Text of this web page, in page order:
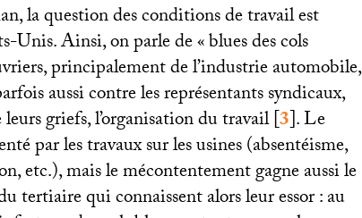
la question des conditions de travail est
Unis. Ainsi, on parle de «blues des cols
principalement de l’industrie automobile,
aussi contre les représentants syndicaux,
griefs, l’organisation du travail[3]. Le
par les travaux sur les usines (absentéisme,
etc.), mais le mécontentement gagne aussi le
tertiaire qui connaissent alors leur essor : au